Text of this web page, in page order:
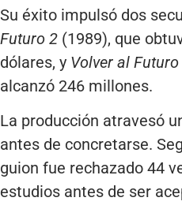
Su éxito impulsó dos
Futuro 2 (1989), que
dólares, y Volver al
alcanzó 246 millones.
La producción atravesó
antes de concretarse.
guion fue rechazado 44
estudios antes de ser